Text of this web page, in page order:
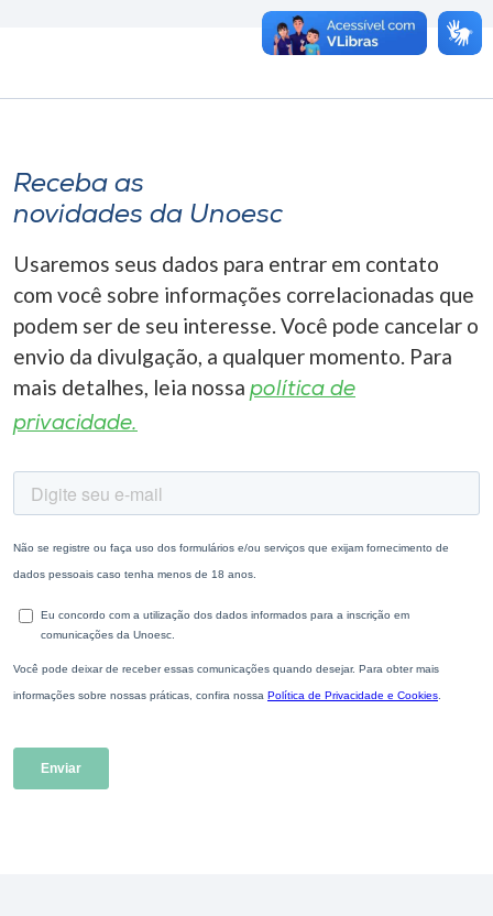
Receba as
novidades da Unoesc
Usaremos seus dados para entrar em contato
com você sobre informações correlacionadas que
podem ser de seu interesse. Você pode cancelar o
envio da divulgação, a qualquer momento. Para
mais detalhes, leia nossa política de
privacidade.